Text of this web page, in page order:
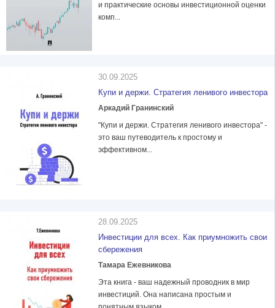
и практические основы инвестиционной оценки
комп...
30.09.2025
Купи и держи. Стратегия ленивого инвестора
Аркадий Гранинский
"Купи и держи. Стратегия ленивого инвестора" -
это ваш путеводитель к простому и
эффективном...
28.09.2025
Инвестиции для всех. Как приумножить свои
сбережения
Тамара Ежевникова
Эта книга - ваш надежный проводник в мир
инвестиций. Она написана простым и